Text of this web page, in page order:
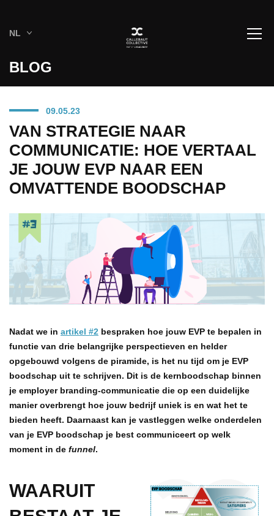
NL
BLOG
09.05.23
VAN STRATEGIE NAAR
COMMUNICATIE: HOE VERTAAL
JE JOUW EVP NAAR EEN
OMVATTENDE BOODSCHAP
Nadat we in artikel #2 bespraken hoe jouw EVP te bepalen in
functie van drie belangrijke perspectieven en helder
opgebouwd volgens de piramide, is het nu tijd om je EVP
boodschap uit te schrijven. Dit is de kernboodschap binnen
je employer branding-communicatie die op een duidelijke
manier overbrengt hoe jouw bedrijf uniek is en wat het te
bieden heeft. Daarnaast kan je vastleggen welke onderdelen
van je EVP boodschap je best communiceert op welk
moment in de funnel.
WAARUIT